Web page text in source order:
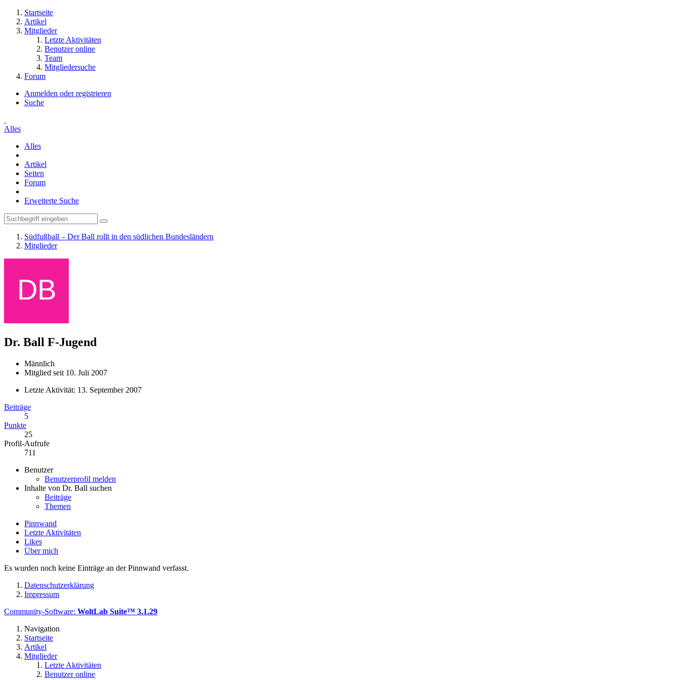
Startseite
Artikel
Mitglieder
Letzte Aktivitäten
Benutzer online
Team
Mitgliedersuche
Forum
Anmelden oder registrieren
Suche
Alles
Alles
Artikel
Seiten
Forum
Erweiterte Suche
Südfußball – Der Ball rollt in den südlichen Bundesländern
Mitglieder
Dr. Ball F-Jugend
Männlich
Mitglied seit 10. Juli 2007
Letzte Aktivität: 13. September 2007
Beiträge
5
Punkte
25
Profil-Aufrufe
711
Benutzer
Benutzerprofil melden
Inhalte von Dr. Ball suchen
Beiträge
Themen
Pinnwand
Letzte Aktivitäten
Likes
Über mich
Es wurden noch keine Einträge an der Pinnwand verfasst.
Datenschutzerklärung
Impressum
Community-Software: WoltLab Suite™ 3.1.29
Navigation
Startseite
Artikel
Mitglieder
Letzte Aktivitäten
Benutzer online